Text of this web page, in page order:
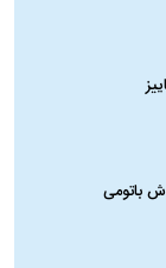
باتومی